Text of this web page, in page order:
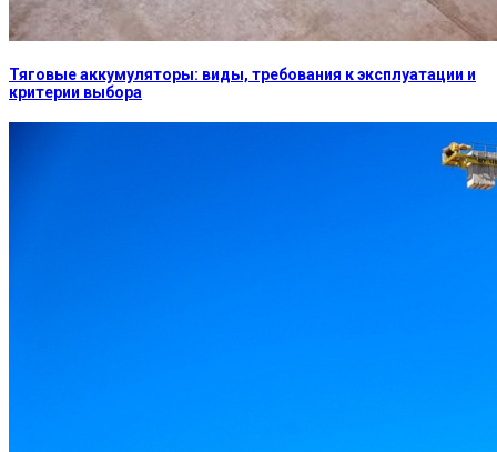
Тяговые аккумуляторы: виды, требования к эксплуатации и
критерии выбора